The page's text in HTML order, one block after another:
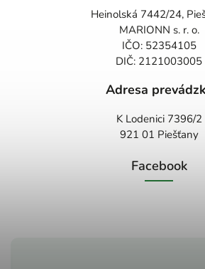
Heinolská 7442/24,
MARIONN s. r. o.
IČO: 52354105
DIČ: 2121003005
Adresa
K Lodenici 7396/2
921 01 Piešťany
Facebook